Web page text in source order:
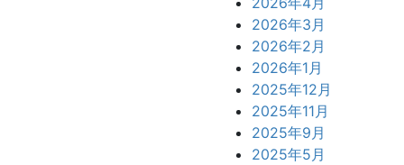
2026年3月
2026年2月
2026年1月
2025年12月
2025年11月
2025年9月
2025年5月